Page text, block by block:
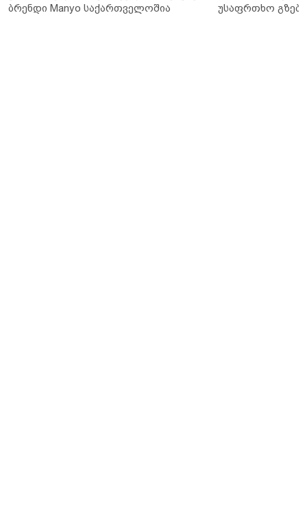
ბრენდი Manyo საქართველოშია
უსაფრთხო გზები